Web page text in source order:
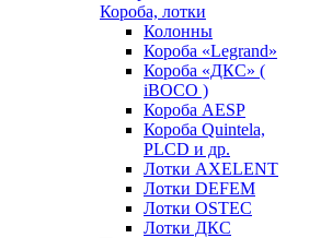
Короба, лотки
Колонны
Короба «Legrand»
Короба «ДКС» (
iBOCO )
Короба AESP
Короба Quintela,
PLCD и др.
Лотки AXELENT
Лотки DEFEM
Лотки OSTEC
Лотки ДКС